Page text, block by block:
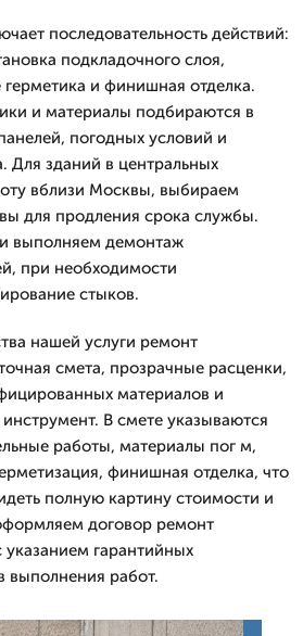
последовательность действий:
подкладочного слоя,
герметика и финишная отделка.
и материалы подбираются в
погодных условий и
Для зданий в центральных
вблизи Москвы, выбираем
для продления срока службы.
выполняем демонтаж
при необходимости
стыков.
нашей услуги ремонт
смета, прозрачные расценки,
материалов и
В смете указываются
работы, материалы пог м,
финишная отделка, что
полную картину стоимости и
договор ремонт
гарантийных
выполнения работ.